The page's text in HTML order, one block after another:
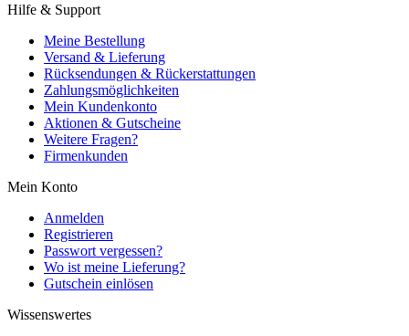
Hilfe & Support
Meine Bestellung
Versand & Lieferung
Rücksendungen & Rückerstattungen
Zahlungsmöglichkeiten
Mein Kundenkonto
Aktionen & Gutscheine
Weitere Fragen?
Firmenkunden
Mein Konto
Anmelden
Registrieren
Passwort vergessen?
Wo ist meine Lieferung?
Gutschein einlösen
Wissenswertes